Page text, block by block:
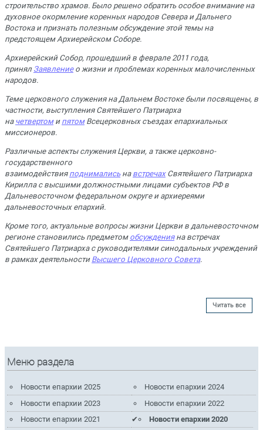
строительство храмов. Было решено обратить особое внимание на
духовное окормление коренных народов Севера и Дальнего
Востока и признать полезным обсуждение этой темы на
предстоящем Архиерейском Соборе.
Архиерейский Собор, прошедший в феврале 2011 года,
принял Заявлениео жизни и проблемах коренных малочисленных
народов.
Теме церковного служения на Дальнем Востоке были посвящены, в
частности, выступления Святейшего Патриарха
на четвертоми пятомВсецерковных съездах епархиальных
миссионеров.
Различные аспекты служения Церкви, а также церковно-
государственного
взаимодействия поднимались на встречахСвятейшего Патриарха
Кирилла с высшими должностными лицами субъектов РФ в
Дальневосточном федеральном округе и архиереями
дальневосточных епархий.
Кроме того, актуальные вопросы жизни Церкви в дальневосточном
регионе становились предметом обсужденияна встречах
Святейшего Патриарха с руководителями синодальных учреждений
в рамках деятельности Высшего Церковного Совета.
Читать все
Меню раздела
Новости епархии 2025
Новости епархии 2024
Новости епархии 2023
Новости епархии 2022
Новости епархии 2021
Новости епархии 2020